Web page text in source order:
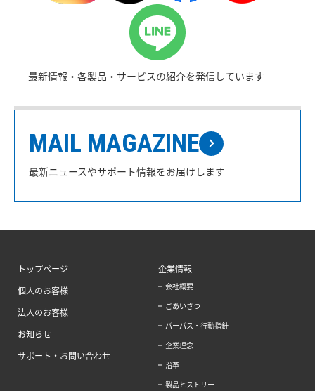
最新情報・各製品・サービスの紹介を発信しています
MAIL MAGAZINE
最新ニュースやサポート情報をお届けします
トップページ
個人のお客様
法人のお客様
お知らせ
サポート・お問い合わせ
企業情報
会社概要
ごあいさつ
パーパス・行動指針
企業理念
沿革
製品ヒストリー